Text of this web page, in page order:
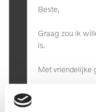
stuur
Rijstrooksensor
instelbaar